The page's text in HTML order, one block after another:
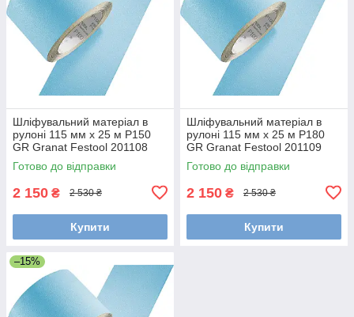
Шліфувальний матеріал в
рулоні 115 мм x 25 м P150
GR Granat Festool 201108
Готово до відправки
2 150 ₴ 2 530 ₴
Купити
Шліфувальний матеріал в
рулоні 115 мм x 25 м P180
GR Granat Festool 201109
Готово до відправки
2 150 ₴ 2 530 ₴
Купити
–15%